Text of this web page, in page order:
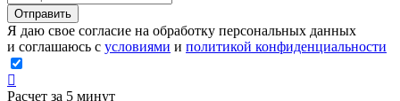
Отправить
Я даю свое согласие на обработку персональных данных
и соглашаюсь с условиями и политикой конфиденциальности
Расчет за 5 минут